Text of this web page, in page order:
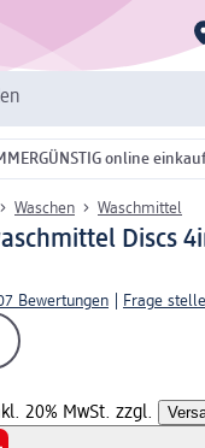
online
Waschen Waschmittel
Discs
Bewertungen Frage
20% MwSt. zzgl.